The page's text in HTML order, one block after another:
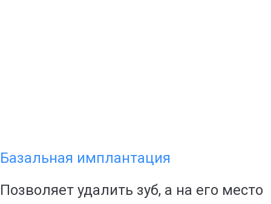
Базальная имплантация
Позволяет удалить зуб, а на его место